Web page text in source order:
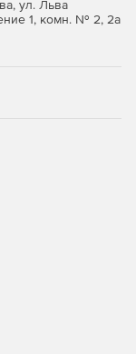
различных
ул. Льва
1, комн. № 2, 2а